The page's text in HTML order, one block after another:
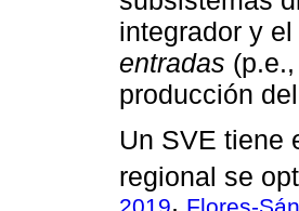
integrador y
entradas
producción
Un SVE tiene
regional se
2019 Flores-